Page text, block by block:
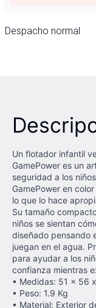
Despacho normal
Un flotador infantil
GamePower es un
seguridad a los
GamePower en
lo que lo hace
Su tamaño
niños se sientan
diseñado pensando
juegan en el agua.
para ayudar a los
confianza mientras
• Medidas: 51 x 56
• Peso: 1.9 Kg
• Material: Exterior